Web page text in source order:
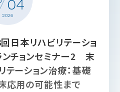
04
2026
日本リハビリテーショ
チョンセミナー2 末
ーション治療：基礎
応用の可能性まで